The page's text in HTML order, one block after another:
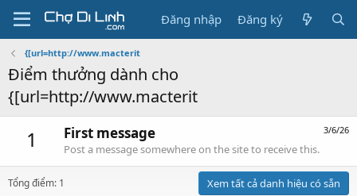
Đăng nhập Đăng ký
{[url=http://www.macterit
Điểm thưởng dành cho
{[url=http://www.macterit
1 3/6/26
First message
Post a message somewhere on the site to receive this.
Tổng điểm: 1 Xem tất cả danh hiệu có sẵn